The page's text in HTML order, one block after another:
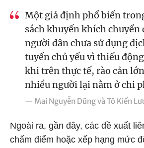
Một giả định phổ biến
sách khuyến khích chuyển
người dân chưa sử dụng
tuyến chủ yếu vì thiếu
khi trên thực tế, rào cản
nhiều người lại nằm ở chi
— Mai Nguyễn Dũng và Tô Kiến
Ngoài ra, gần đây, các đề xuất
chấm điểm hoặc xếp hạng mức